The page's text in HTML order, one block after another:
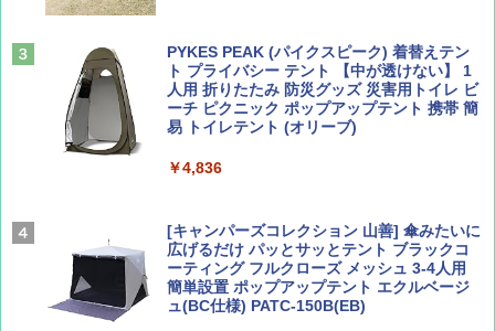
￥713
サライ 2026年 9月号 [雑誌]
￥2,479
ァキア 2026～2027 地球の歩き方A ヨーロッ
￥2,277
04 地球の歩き方 島旅 利尻 礼文 天売島 焼尻
島 5訂版
PYKES PEAK (パイクスピーク) 着替えテン
ト プライバシー テント 【中が透けない】 1
人用 折りたたみ 防災グッズ 災害用トイレ ビ
ーチ ピクニック ポップアップテント 携帯 簡
易 トイレテント (オリーブ)
￥4,836
[キャンパーズコレクション 山善] 傘みたいに
広げるだけ パッとサッとテント ブラックコ
ーティング フルクローズ メッシュ 3-4人用
簡単設置 ポップアップテント エクルベージ
ュ(BC仕様) PATC-150B(EB)